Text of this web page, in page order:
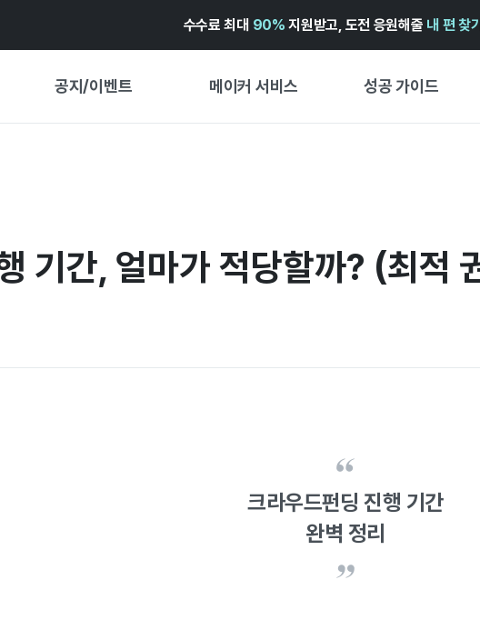
수수료 최대 90% 지원받고, 도전 응원해줄 내 편 찾기
공지/이벤트 메이커 서비스 성공 가이드
기획전 캘린더
와디즈 어워즈 ↗︎
성공 스토리
기간, 얼마가 적당할까? (최적
크라우드펀딩 진행 기간
완벽 정리